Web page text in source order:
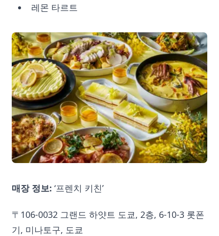
레몬 타르트
매장 정보: ‘프렌치 키친’
〒106-0032 그랜드 하얏트 도쿄, 2층, 6-10-3 롯폰
기, 미나토구, 도쿄